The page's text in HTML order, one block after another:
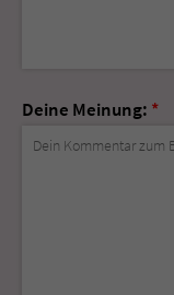
Deine Meinung: *